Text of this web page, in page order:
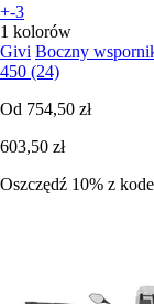
+-3
1 kolorów
Givi Boczny
450 (24)
Od 754,50 zł
603,50 zł
Oszczędź 10% z